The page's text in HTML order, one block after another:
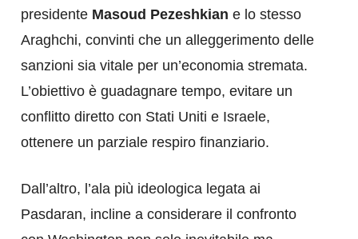
presidente Masoud Pezeshkian e lo stesso
Araghchi, convinti che un alleggerimento delle
sanzioni sia vitale per un’economia stremata.
L’obiettivo è guadagnare tempo, evitare un
conflitto diretto con Stati Uniti e Israele,
ottenere un parziale respiro finanziario.
Dall’altro, l’ala più ideologica legata ai
Pasdaran, incline a considerare il confronto